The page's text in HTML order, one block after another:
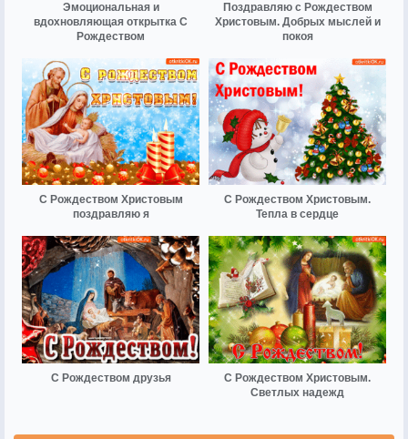
Эмоциональная и
вдохновляющая открытка С
Рождеством
Поздравляю с Рождеством
Христовым. Добрых мыслей и
покоя
С Рождеством Христовым
поздравляю я
С Рождеством Христовым.
Тепла в сердце
С Рождеством друзья
С Рождеством Христовым.
Светлых надежд